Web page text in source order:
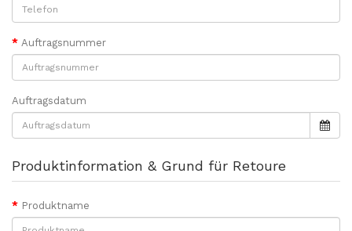
Auftragsnummer
Auftragsdatum
Produktinformation & Grund für Retoure
Produktname